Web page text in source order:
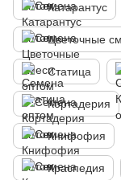
Катарантус
Цветочные
Статица
Кортадерия
Книфофия
Краспедия